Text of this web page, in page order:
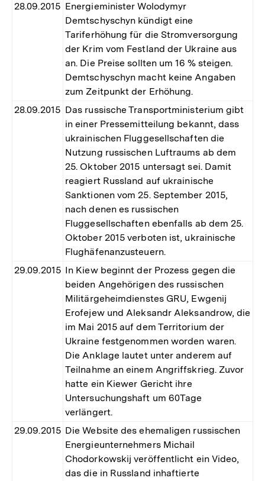
28.09.2015 Energieminister Wolodymyr
Demtschyschyn kündigt eine
Tariferhöhung für die Stromversorgung
der Krim vom Festland der Ukraine aus
an. Die Preise sollten um 16 % steigen.
Demtschyschyn macht keine Angaben
zum Zeitpunkt der Erhöhung.
28.09.2015 Das russische Transportministerium gibt
in einer Pressemitteilung bekannt, dass
ukrainischen Fluggesellschaften die
Nutzung russischen Luftraums ab dem
25. Oktober 2015 untersagt sei. Damit
reagiert Russland auf ukrainische
Sanktionen vom 25. September 2015,
nach denen es russischen
Fluggesellschaften ebenfalls ab dem 25.
Oktober 2015 verboten ist, ukrainische
Flughäfenanzusteuern.
29.09.2015 In Kiew beginnt der Prozess gegen die
beiden Angehörigen des russischen
Militärgeheimdienstes GRU, Ewgenij
Erofejew und Aleksandr Aleksandrow, die
im Mai 2015 auf dem Territorium der
Ukraine festgenommen worden waren.
Die Anklage lautet unter anderem auf
Teilnahme an einem Angriffskrieg. Zuvor
hatte ein Kiewer Gericht ihre
Untersuchungshaft um 60Tage
verlängert.
29.09.2015 Die Website des ehemaligen russischen
Energieunternehmers Michail
Chodorkowskij veröffentlicht ein Video,
das die in Russland inhaftierte